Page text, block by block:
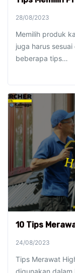
28/08/2023
Memilih produk
juga harus
beberapa tips…
10 Tips
24/08/2023
Tips Merawat
digunakan